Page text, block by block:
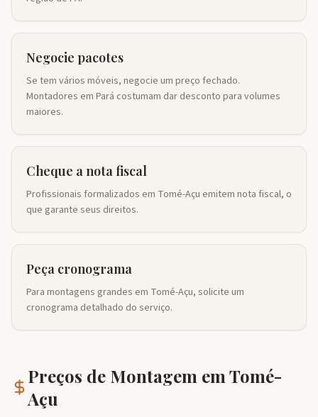
Negocie pacotes
Se tem vários móveis, negocie um preço fechado.
Montadores em Pará costumam dar desconto para volumes
maiores.
Cheque a nota fiscal
Profissionais formalizados em Tomé-Açu emitem nota fiscal, o
que garante seus direitos.
Peça cronograma
Para montagens grandes em Tomé-Açu, solicite um
cronograma detalhado do serviço.
Preços de Montagem emTomé-
Açu